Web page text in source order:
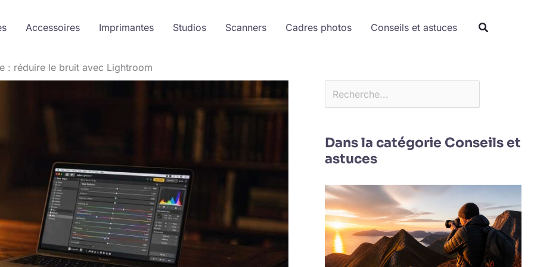
Accessoires Imprimantes Studios Scanners Cadres photos Conseils et astuces
: réduire le bruit avec Lightroom
Dans la catégorie Conseils et
astuces